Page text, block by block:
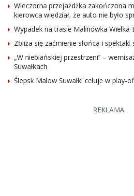
Wieczorna przejażdżka zakończona
kierowca wiedział, że auto nie było
Wypadek na trasie Malinówka
Zbliża się zaćmienie słońca i spektakl
„W niebiańskiej przestrzeni” –
Suwałkach
Ślepsk Malow Suwałki celuje w play-
REKLAMA